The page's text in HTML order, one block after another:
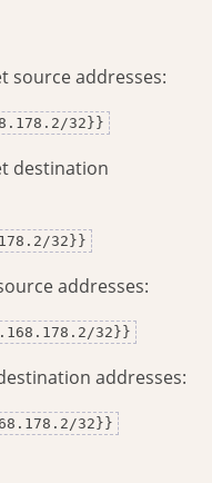
source addresses:
32}}
destination
32}}
addresses:
32}}
addresses:
32}}